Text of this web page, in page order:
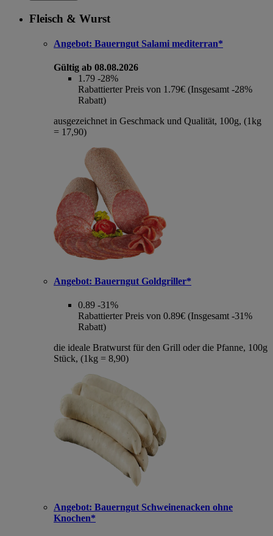
Fleisch & Wurst
Angebot: Bauerngut Salami mediterran*
Gültig ab 08.08.2026
1.79 -28%
Rabattierter Preis von 1.79€ (Insgesamt -28%
Rabatt)
ausgezeichnet in Geschmack und Qualität, 100g, (1kg
= 17,90)
Angebot: Bauerngut Goldgriller*
0.89 -31%
Rabattierter Preis von 0.89€ (Insgesamt -31%
Rabatt)
die ideale Bratwurst für den Grill oder die Pfanne, 100g
Stück, (1kg = 8,90)
Angebot: Bauerngut Schweinenacken ohne
Knochen*